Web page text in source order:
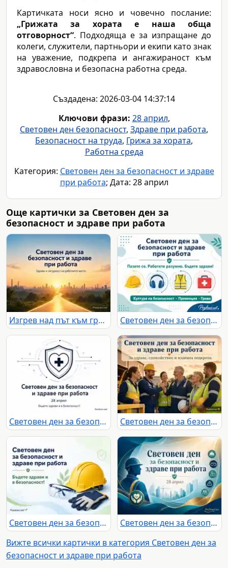
Картичката носи ясно и човечно послание:
„Грижата за хората е наша обща
отговорност“. Подходяща е за изпращане до
колеги, служители, партньори и екипи като знак
на уважение, подкрепа и ангажираност към
здравословна и безопасна работна среда.
Създадена: 2026-03-04 14:37:14
Ключови фрази: 28 април,
Световен ден безопасност, Здраве при работа,
Безопасност на труда, Грижа за хората,
Работна среда
Категория: Световен ден за безопасност и здраве
при работа; Дата: 28 април
Още картички за Световен ден за
безопасност и здраве при работа
Изгрев над път към град и индустрия с послание за безопасност и здраве при работа Световен ден за безопасност и здраве при работа с акцент върху култура на безопасност, превенция и грижа
Световен ден за безопасност и здраве при работа – 28 април, символ на защита и послание „Бъдете здрави и в безопасност!“ Световен ден за безопасност и здраве при работа – екипна подкрепа и безопасни условия на труд
Световен ден за безопасност и здраве при работа с послание за защита и лични предпазни средства
Световен ден за безопасност и здраве при работа с работник, защитни символи и индустриален градски фон
Вижте всички картички в категория Световен ден за
безопасност и здраве при работа